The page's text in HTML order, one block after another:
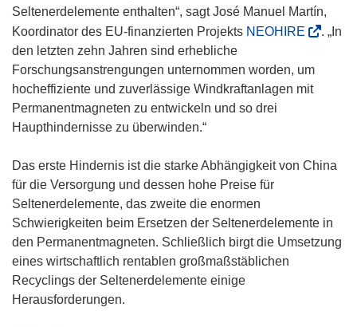
Seltenerdelemente enthalten“, sagt José Manuel Martín,
Koordinator des EU-finanzierten Projekts NEOHIRE
f
f
i
e
u
. „In
den letzten zehn Jahren sind erhebliche
Forschungsanstrengungen unternommen worden, um
hocheffiziente und zuverlässige Windkraftanlagen mit
Permanentmagneten zu entwickeln und so drei
Haupthindernisse zu überwinden.“
Das erste Hindernis ist die starke Abhängigkeit von China
für die Versorgung und dessen hohe Preise für
Seltenerdelemente, das zweite die enormen
Schwierigkeiten beim Ersetzen der Seltenerdelemente in
den Permanentmagneten. Schließlich birgt die Umsetzung
eines wirtschaftlich rentablen großmaßstäblichen
Recyclings der Seltenerdelemente einige
Herausforderungen.